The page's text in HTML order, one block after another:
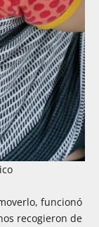
funcionó
recogieron de